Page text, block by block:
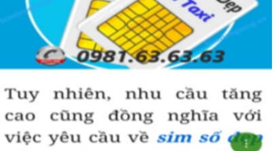
trang chủ của Sim Tiền Giang, chọn mục “Sim giảm giá “ ở ngay
đầu trang chủ. Đây là danh sách sim được đại lý giảm giá vì một số
lý do nên bạn có thể chọn mua được số đẹp lại có giá cực rẻ nữa.
Ngoài ra quý khách chưa ưng ý về sim luc quy 9 có cũng thể tham
khảo thêm Sim Vinaphone,Sim Gmobile, Sim Lục Quý,Sim Năm
Sinh..